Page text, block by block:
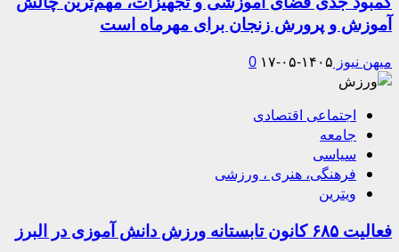
آموزش و پرورش زنجان برای مهرماه است
میهن نیوز ۱۴۰۵-۰۵-۱۷ 0
اجتماعی اقتصادی
جامعه
سیاسی
فرهنگی، هنری ، ورزشی
ویترین
فعالیت ۶۸۵ کانون تابستانه ورزش دانش آموزی در البرز